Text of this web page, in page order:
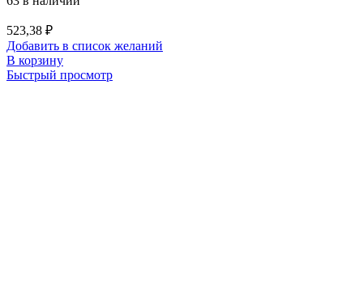
523,38 ₽
Добавить в список желаний
В корзину
Быстрый просмотр